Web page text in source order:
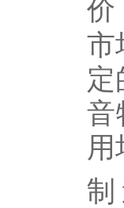
价
市
音